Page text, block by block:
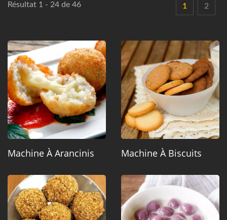
Résultat 1 - 24 de 46 1 2
Machine À Arancinis Machine À Biscuits